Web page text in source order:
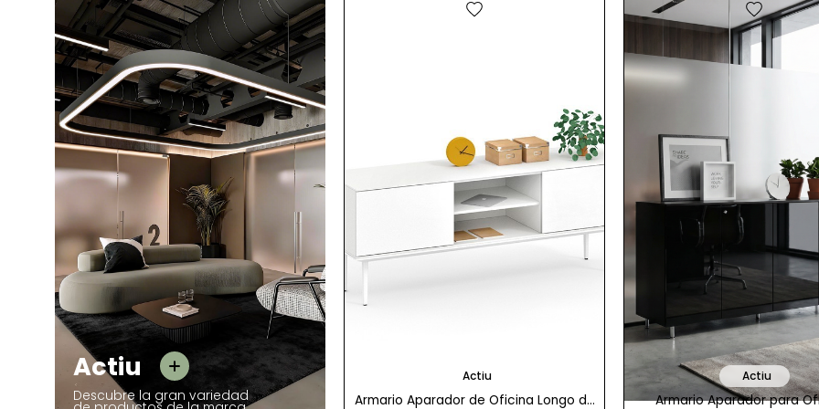
Actiu
Descubre la gran variedad
Actiu
Armario Alto Madera Blanco Puertas
-21%
favorite
Actiu
Armario Aparador de Oficina Longo de
favorite
Actiu
Armario Aparador para
favorite